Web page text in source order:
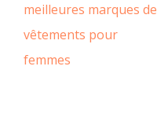
meilleures marques de
vêtements pour
femmes